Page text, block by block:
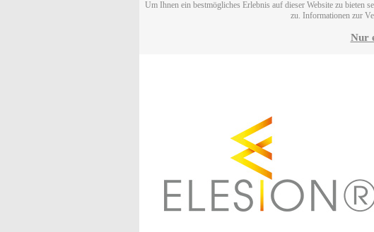
Um Ihnen ein bestmögliches Erlebnis auf dieser Website zu
zu. Informationen zur
Nur